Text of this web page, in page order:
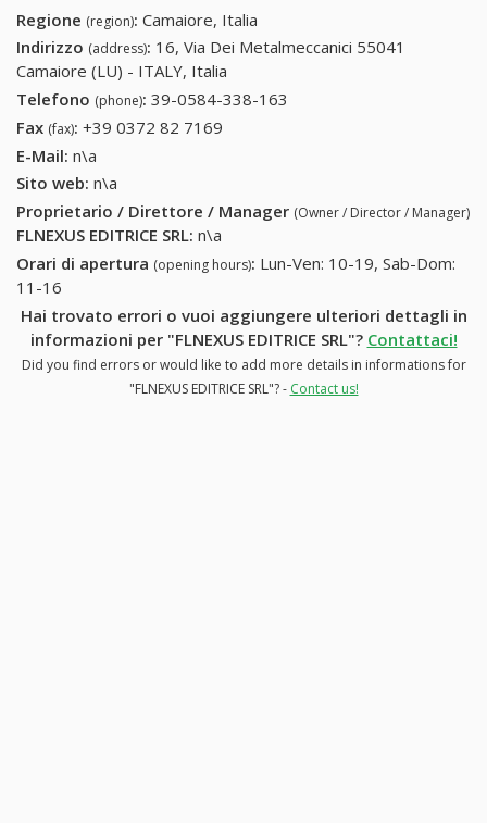
Regione (region): Camaiore, Italia
Indirizzo (address): 16, Via Dei Metalmeccanici 55041
Camaiore (LU) - ITALY, Italia
Telefono (phone): 39-0584-338-163
Fax (fax): +39 0372 82 7169
E-Mail: n\a
Sito web: n\a
Proprietario / Direttore / Manager (Owner / Director / Manager)
FLNEXUS EDITRICE SRL: n\a
Orari di apertura (opening hours): Lun-Ven: 10-19, Sab-Dom:
11-16
Hai trovato errori o vuoi aggiungere ulteriori dettagli in
informazioni per "FLNEXUS EDITRICE SRL"? Contattaci!
Did you find errors or would like to add more details in informations for
"FLNEXUS EDITRICE SRL"? - Contact us!